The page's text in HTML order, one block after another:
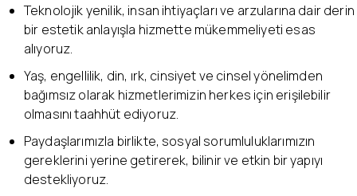
Teknolojik yenilik, insan ihtiyaçları ve arzularına dair derin
bir estetik anlayışla hizmette mükemmeliyeti esas
alıyoruz.
Yaş, engellilik, din, ırk, cinsiyet ve cinsel yönelimden
bağımsız olarak hizmetlerimizin herkes için erişilebilir
olmasını taahhüt ediyoruz.
Paydaşlarımızla birlikte, sosyal sorumluluklarımızın
gereklerini yerine getirerek, bilinir ve etkin bir yapıyı
destekliyoruz.